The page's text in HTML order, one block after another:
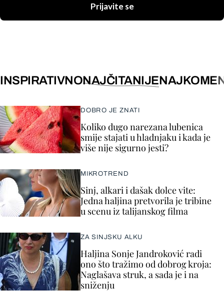
Prijavite se
INSPIRATIVNONAJČITANIJE
DOBRO JE ZNATI
Koliko dugo narezana lubenica
smije stajati u hladnjaku i kada je
više nije sigurno jesti?
MIKROTREND
Sinj, alkari i dašak dolce vite:
Jedna haljina pretvorila je tribine
u scenu iz talijanskog filma
ZA SINJSKU ALKU
Haljina Sonje Jandroković radi
ono što tražimo od dobrog kroja:
Naglašava struk, a sada je i na
sniženju